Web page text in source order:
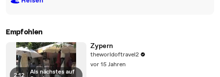
Empfohlen
Als nächstes auf
Zypern
theworldoftravel2
vor 15 Jahren